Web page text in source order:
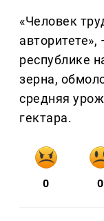
«Человек
республике
зерна,
средняя
гектара.
0 0